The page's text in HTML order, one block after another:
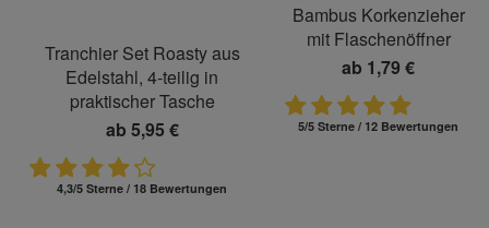
Tranchier Set Roasty aus
Edelstahl, 4-teilig in
praktischer Tasche
ab 5,95 €
4,3/5 Sterne / 18 Bewertungen
Bambus Korkenzieher
mit Flaschenöffner
ab 1,79 €
5/5 Sterne / 12 Bewertungen